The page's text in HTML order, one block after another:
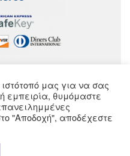
μας για να σας
εμπειρία, θυμόμαστε
"Αποδοχή", αποδέχεστε